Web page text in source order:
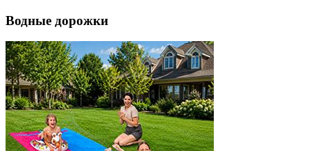
Водные дорожки